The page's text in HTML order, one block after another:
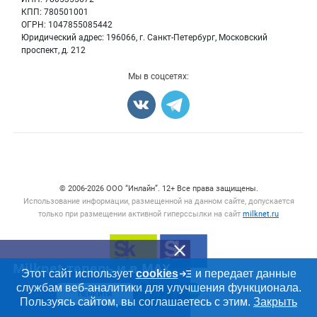
Milknet теперь и в MAX
ПЕРЕЙТИ
КПП: 780501001
ОГРН: 1047855085442
Юридический адрес: 196066, г. Санкт-Петербург, Московский
проспект, д. 212
Мы в соцсетях:
© 2006‑2026 ООО “Инлайн”. 12+ Все права защищены.
Использование информации, размещенной на данном сайте, допускается
только при размещении активной гиперссылки на сайт milknet.ru
Этот сайт использует cookies
и передает данные
службам веб-аналитики для улучшения функционала.
Пользуясь сайтом, вы соглашаетесь с этим. Закрыть